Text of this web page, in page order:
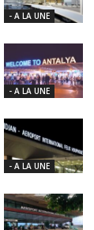
- A LA UNE
- A LA UNE
- A LA UNE